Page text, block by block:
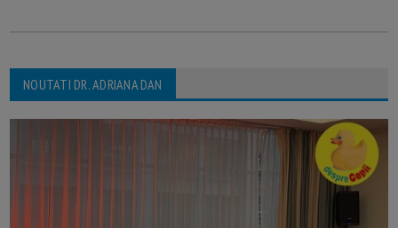
NOUTATI DR. ADRIANA DAN